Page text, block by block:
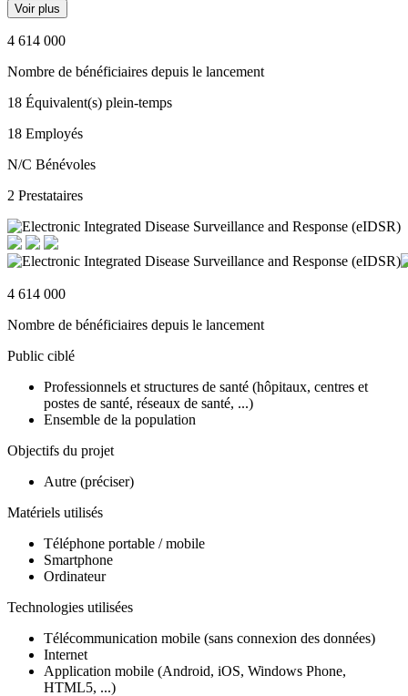
Voir plus
4 614 000
Nombre de bénéficiaires depuis le lancement
18 Équivalent(s) plein-temps
18 Employés
N/C Bénévoles
2 Prestataires
4 614 000
Nombre de bénéficiaires depuis le lancement
Public ciblé
Professionnels et structures de santé (hôpitaux, centres et
postes de santé, réseaux de santé, ...)
Ensemble de la population
Objectifs du projet
Autre (préciser)
Matériels utilisés
Téléphone portable / mobile
Smartphone
Ordinateur
Technologies utilisées
Télécommunication mobile (sans connexion des données)
Internet
Application mobile (Android, iOS, Windows Phone,
HTML5, ...)